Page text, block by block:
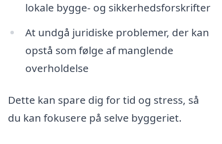
lokale bygge- og sikkerhedsforskrifter
At undgå juridiske problemer, der kan
opstå som følge af manglende
overholdelse
Dette kan spare dig for tid og stress, så
du kan fokusere på selve byggeriet.